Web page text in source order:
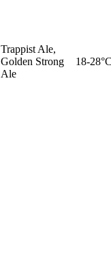
Trappist Ale,
Golden Strong
Ale
18-